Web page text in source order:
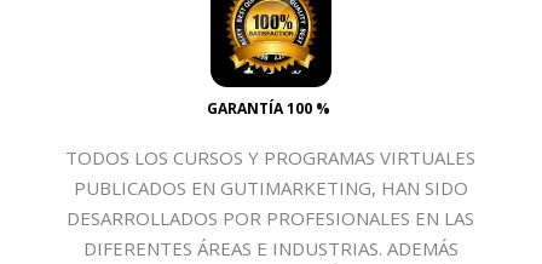
GARANTÍA 100 %
TODOS LOS CURSOS Y PROGRAMAS VIRTUALES
PUBLICADOS EN GUTIMARKETING, HAN SIDO
DESARROLLADOS POR PROFESIONALES EN LAS
DIFERENTES ÁREAS E INDUSTRIAS. ADEMÁS